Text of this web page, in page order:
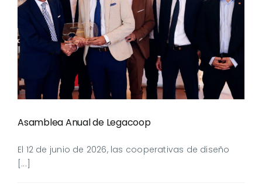
Asamblea Anual de
Legacoop
Asamblea Anual de Legacoop
El 12 de junio de 2026, las cooperativas de diseño
[...]